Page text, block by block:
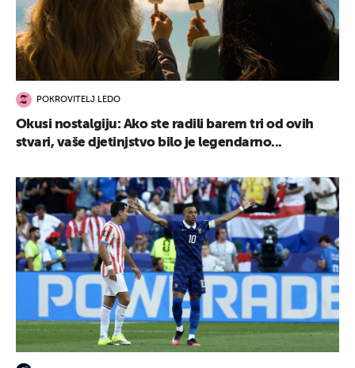
POKROVITELJ LEDO
Okusi nostalgiju: Ako ste radili barem tri od ovih
stvari, vaše djetinjstvo bilo je legendarno...